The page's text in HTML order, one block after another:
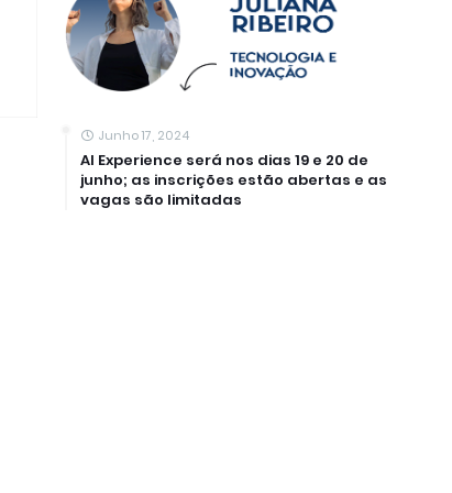
Junho 17, 2024
AI Experience será nos dias 19 e 20 de
junho; as inscrições estão abertas e as
vagas são limitadas